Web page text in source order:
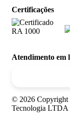
Certificações
Atendimento em
© 2026 Copyright
Tecnologia LTDA